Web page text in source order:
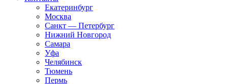
Екатеринбург
Москва
Санкт — Петербург
Нижний Новгород
Самара
Уфа
Челябинск
Тюмень
Пермь